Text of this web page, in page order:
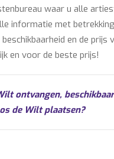
waar u alle
informatie met
en de prijs
en voor de beste prijs!
ontvangen,
de Wilt plaatsen?